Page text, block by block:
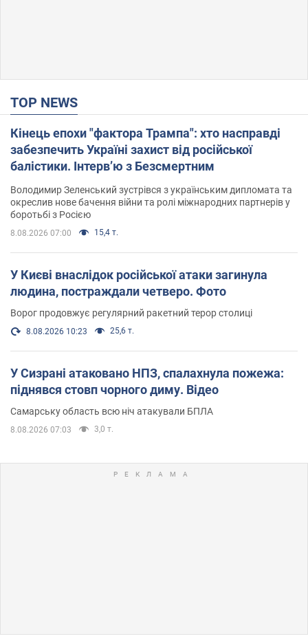
TOP NEWS
Кінець епохи "фактора Трампа": хто насправді
забезпечить Україні захист від російської
балістики. Інтерв’ю з Безсмертним
Володимир Зеленський зустрівся з українським дипломата та
окреслив нове бачення війни та ролі міжнародних партнерів у
боротьбі з Росією
8.08.2026 07:00 15,4 т.
У Києві внаслідок російської атаки загинула
людина, постраждали четверо. Фото
Ворог продовжує регулярний ракетний терор столиці
8.08.2026 10:23 25,6 т.
У Сизрані атаковано НПЗ, спалахнула пожежа:
піднявся стовп чорного диму. Відео
Самарську область всю ніч атакували БПЛА
8.08.2026 07:03 3,0 т.